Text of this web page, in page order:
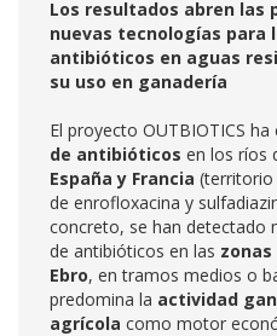
Los resultados abren las
nuevas tecnologías para
antibióticos en aguas
su uso en ganadería
El proyecto OUTBIOTICS
de antibióticos en los ríos
España y Francia (territorio
de enrofloxacina y
concreto, se han detectado
de antibióticos en las
Ebro, en tramos medios o
predomina la actividad
agrícola como motor